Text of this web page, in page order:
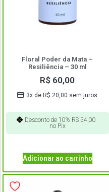
Floral Poder da Mata –
Resiliência – 30 ml
R$ 60,00
3x deR$ 20,00 sem juros
Desconto de 10% R$ 54,00
no Pix
Adicionar ao carrinho